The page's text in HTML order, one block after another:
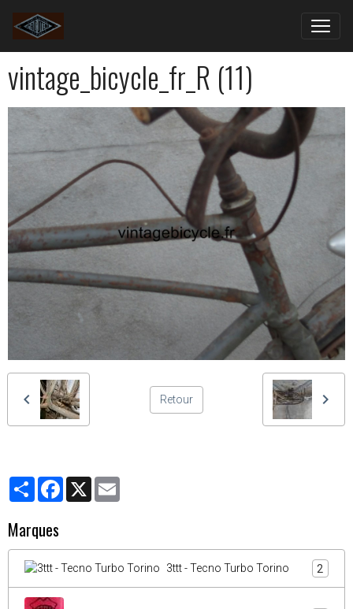
vintage_bicycle_fr_R (11)
Retour
PartagerFacebook
X
Marques
3ttt - Tecno Turbo Torino 2